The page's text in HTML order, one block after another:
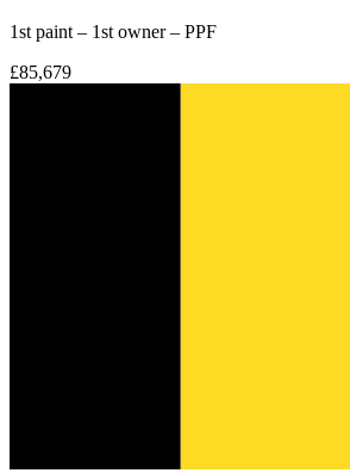
1st paint – 1st owner – PPF
£85,679